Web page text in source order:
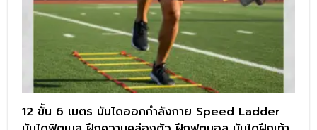
12 ขั้น 6 เมตร บันไดออกกำลังกาย Speed Ladder